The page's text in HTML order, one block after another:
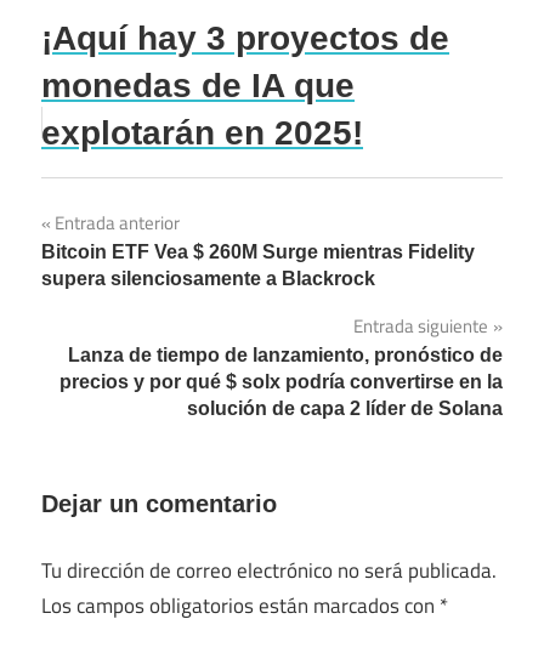
¡Aquí hay 3 proyectos de
monedas de IA que
explotarán en 2025!
Navegación
de
Entrada anterior
Bitcoin ETF Vea $ 260M Surge mientras Fidelity
supera silenciosamente a Blackrock
Entrada siguiente
Lanza de tiempo de lanzamiento, pronóstico de
precios y por qué $ solx podría convertirse en la
solución de capa 2 líder de Solana
Dejar un comentario
Tu dirección de correo electrónico no será publicada.
Los campos obligatorios están marcados con *